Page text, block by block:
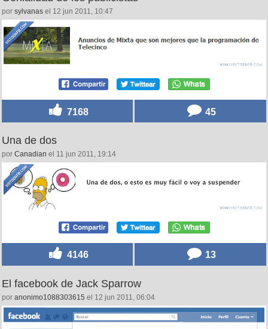
por sylvanas el 12 jun 2011, 10:47
7168 45
Una de dos
por Canadian el 11 jun 2011, 19:14
4146 13
El facebook de Jack Sparrow
por anonimo1088303615 el 12 jun 2011, 06:04